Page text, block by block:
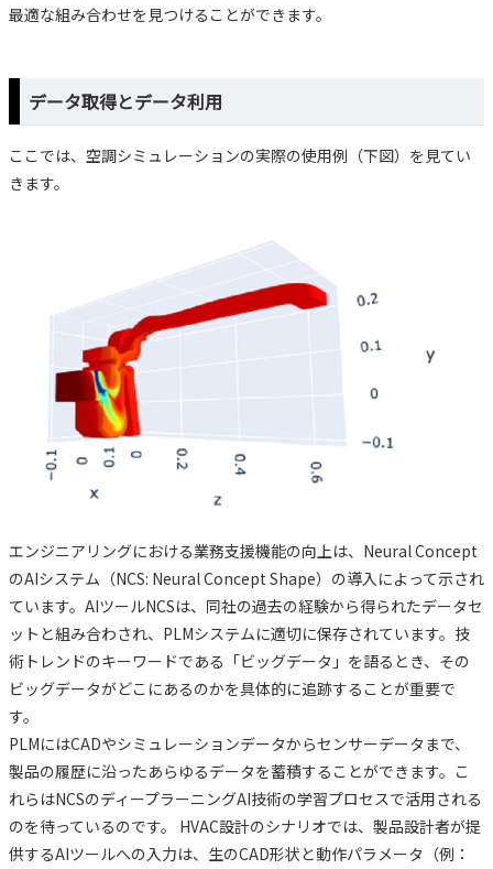
最適な組み合わせを見つけることができます。
データ取得とデータ利用
ここでは、空調シミュレーションの実際の使用例（下図）を見てい
きます。
エンジニアリングにおける業務支援機能の向上は、Neural Concept
のAIシステム（NCS: Neural Concept Shape）の導入によって示され
ています。AIツールNCSは、同社の過去の経験から得られたデータセ
ットと組み合わされ、PLMシステムに適切に保存されています。技
術トレンドのキーワードである「ビッグデータ」を語るとき、その
ビッグデータがどこにあるのかを具体的に追跡することが重要で
す。
PLMにはCADやシミュレーションデータからセンサーデータまで、
製品の履歴に沿ったあらゆるデータを蓄積することができます。こ
れらはNCSのディープラーニングAI技術の学習プロセスで活用される
のを待っているのです。 HVAC設計のシナリオでは、製品設計者が提
供するAIツールへの入力は、生のCAD形状と動作パラメータ（例：